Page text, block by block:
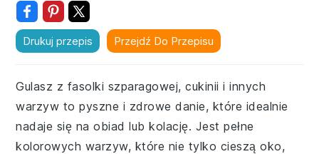
Drukuj przepis Przejdź Do Przepisu
Gulasz z fasolki szparagowej, cukinii i innych
warzyw to pyszne i zdrowe danie, które idealnie
nadaje się na obiad lub kolację. Jest pełne
kolorowych warzyw, które nie tylko cieszą oko,